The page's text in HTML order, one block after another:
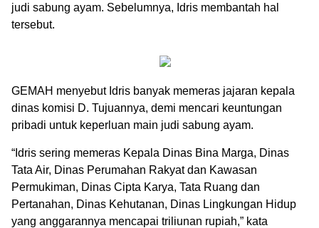
judi sabung ayam. Sebelumnya, Idris membantah hal
tersebut.
GEMAH menyebut Idris banyak memeras jajaran kepala
dinas komisi D. Tujuannya, demi mencari keuntungan
pribadi untuk keperluan main judi sabung ayam.
“Idris sering memeras Kepala Dinas Bina Marga, Dinas
Tata Air, Dinas Perumahan Rakyat dan Kawasan
Permukiman, Dinas Cipta Karya, Tata Ruang dan
Pertanahan, Dinas Kehutanan, Dinas Lingkungan Hidup
yang anggarannya mencapai triliunan rupiah,” kata